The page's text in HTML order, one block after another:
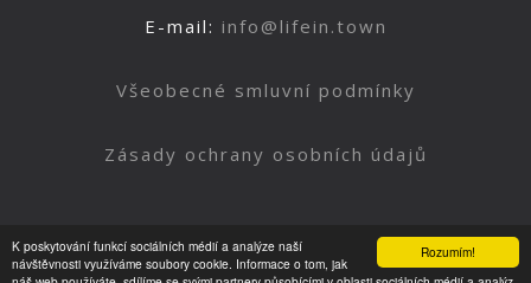
Rozumím!
K poskytování funkcí sociálních médií a analýze naší
návštěvnosti využíváme soubory cookie. Informace o tom, jak
E-mail: info@lifein.town
Všeobecné smluvní podmínky
Zásady ochrany osobních údajů
Nahoru